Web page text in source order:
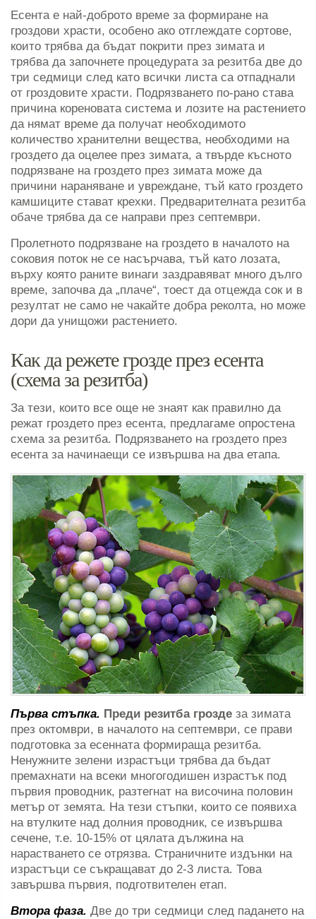
Есента е най-доброто време за формиране на
гроздови храсти, особено ако отглеждате сортове,
които трябва да бъдат покрити през зимата и
трябва да започнете процедурата за резитба две до
три седмици след като всички листа са отпаднали
от гроздовите храсти. Подрязването по-рано става
причина кореновата система и лозите на растението
да нямат време да получат необходимото
количество хранителни вещества, необходими на
гроздето да оцелее през зимата, а твърде късното
подрязване на гроздето през зимата може да
причини нараняване и увреждане, тъй като гроздето
камшиците стават крехки. Предварителната резитба
обаче трябва да се направи през септември.
Пролетното подрязване на гроздето в началото на
соковия поток не се насърчава, тъй като лозата,
върху която раните винаги заздравяват много дълго
време, започва да „плаче“, тоест да отцежда сок и в
резултат не само не чакайте добра реколта, но може
дори да унищожи растението.
Как да режете грозде през есента
(схема за резитба)
За тези, които все още не знаят как правилно да
режат гроздето през есента, предлагаме опростена
схема за резитба. Подрязването на гроздето през
есента за начинаещи се извършва на два етапа.
Първа стъпка. Преди резитба грозде за зимата
през октомври, в началото на септември, се прави
подготовка за есенната формираща резитба.
Ненужните зелени израстъци трябва да бъдат
премахнати на всеки многогодишен израстък под
първия проводник, разтегнат на височина половин
метър от земята. На тези стъпки, които се появиха
на втулките над долния проводник, се извършва
сечене, т.е. 10-15% от цялата дължина на
нарастването се отрязва. Страничните издънки на
израстъци се съкращават до 2-3 листа. Това
завършва първия, подготвителен етап.
Втора фаза. Две до три седмици след падането на